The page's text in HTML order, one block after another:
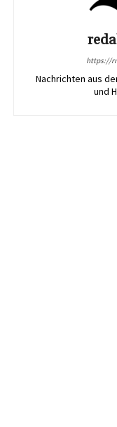
https://
Nachrichten aus
und